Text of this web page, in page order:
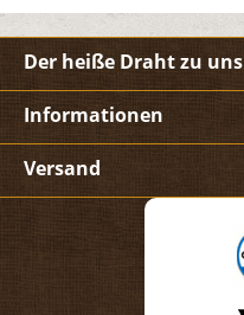
Der heiße Draht zu uns
Informationen
Versand